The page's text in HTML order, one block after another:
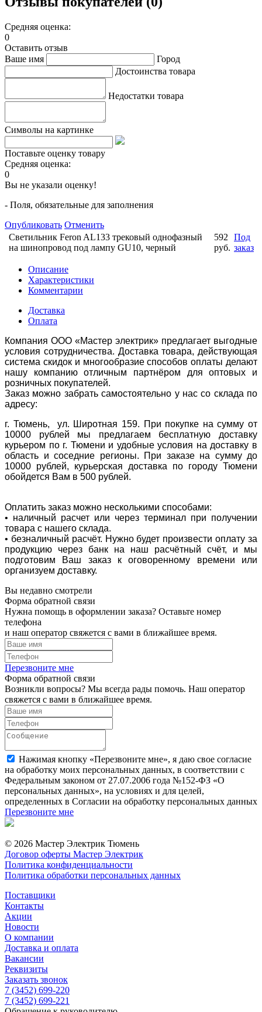
Средняя оценка:
0
Оставить отзыв
Ваше имя
Город
Достоинства товара
Недостатки товара
Символы на картинке
Поставьте оценку товару
Средняя оценка:
0
Вы не указали оценку!
- Поля, обязательные для заполнения
Опубликовать Отменить
Светильник Feron AL133 трековый однофазный
на шинопровод под лампу GU10, черный
592
руб.
Под
заказ
Описание
Характеристики
Комментарии
Доставка
Оплата
Компания ООО «Мастер электрик» предлагает выгодные
условия сотрудничества. Доставка товара, действующая
система скидок и многообразие способов оплаты делают
нашу компанию отличным партнёром для оптовых и
розничных покупателей.
Заказ можно забрать самостоятельно у нас со склада по
адресу:
г. Тюмень, ул. Широтная 159. При покупке на сумму от
10000 рублей мы предлагаем бесплатную доставку
курьером по г. Тюмени и удобные условия на доставку в
область и соседние регионы. При заказе на сумму до
10000 рублей, курьерская доставка по городу Тюмени
обойдется Вам в 500 рублей.
Оплатить заказ можно несколькими способами:
• наличный расчет или через терминал при получении
товара с нашего склада.
• безналичный расчёт. Нужно будет произвести оплату за
продукцию через банк на наш расчётный счёт, и мы
подготовим Ваш заказ к оговоренному времени или
организуем доставку.
Вы недавно смотрели
Форма обратной связи
Нужна помощь в оформлении заказа? Оставьте номер
телефона
и наш оператор свяжется с вами в ближайшее время.
Перезвоните мне
Форма обратной связи
Возникли вопросы? Мы всегда рады помочь. Наш оператор
свяжется с вами в ближайшее время.
Нажимая кнопку «Перезвоните мне», я даю свое согласие
на обработку моих персональных данных, в соответствии с
Федеральным законом от 27.07.2006 года №152-ФЗ «О
персональных данных», на условиях и для целей,
определенных в Согласии на обработку персональных данных
Перезвоните мне
© 2026 Мастер Электрик Тюмень
Договор оферты Мастер Электрик
Политика конфиденциальности
Политика обработки персональных данных
Поставщики
Контакты
Акции
Новости
О компании
Доставка и оплата
Вакансии
Реквизиты
Заказать звонок
7 (3452) 699-220
7 (3452) 699-221